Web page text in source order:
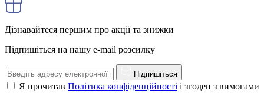
Дізнавайтеся першим про акції та знижки
Підпишіться на нашу e-mail розсилку
Підпишіться
Я прочитав Політика конфіденційності і згоден з вимогами